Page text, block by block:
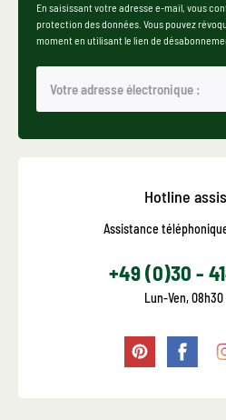
En saisissant votre adresse e-mail, vous
protection des données. Vous pouvez
moment en utilisant le lien de
Hotline
Assistance
+49 (0)30 -
Lun-Ven, 08h30